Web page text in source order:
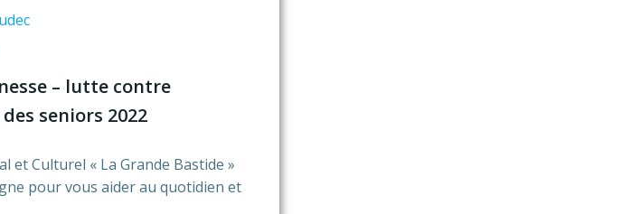
– lutte contre
seniors 2022
et Culturel « La Grande Bastide »
pour vous aider au quotidien et